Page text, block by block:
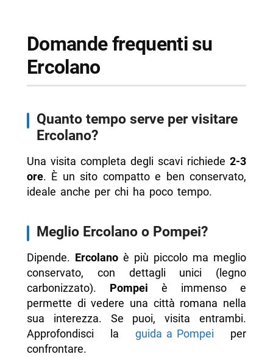
Domande frequenti su
Ercolano
Quanto tempo serve per visitare
Ercolano?
Una visita completa degli scavi richiede2-3
ore. È un sito compatto e ben conservato,
ideale anche per chi ha poco tempo.
Meglio Ercolano o Pompei?
Dipende. Ercolanoè più piccolo ma meglio
conservato, con dettagli unici (legno
carbonizzato). Pompei è immenso e
permette di vedere una città romana nella
sua interezza. Se puoi, visita entrambi.
Approfondisci laguida a Pompei per
confrontare.